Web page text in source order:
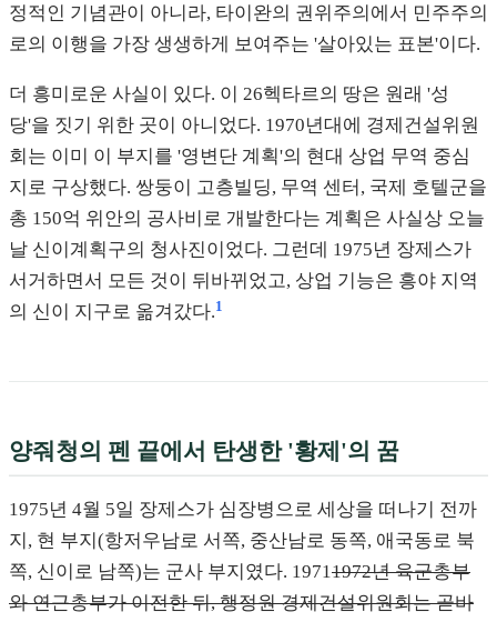
정적인 기념관이 아니라, 타이완의 권위주의에서 민주주의
로의 이행을 가장 생생하게 보여주는 '살아있는 표본'이다.
더 흥미로운 사실이 있다. 이 26헥타르의 땅은 원래 '성
당'을 짓기 위한 곳이 아니었다. 1970년대에 경제건설위원
회는 이미 이 부지를 '영변단 계획'의 현대 상업 무역 중심
지로 구상했다. 쌍둥이 고층빌딩, 무역 센터, 국제 호텔군을
총 150억 위안의 공사비로 개발한다는 계획은 사실상 오늘
날 신이계획구의 청사진이었다. 그런데 1975년 장제스가
서거하면서 모든 것이 뒤바뀌었고, 상업 기능은 흥야 지역
의 신이 지구로 옮겨갔다.1
양줘청의 펜 끝에서 탄생한 '황제'의 꿈
1975년 4월 5일 장제스가 심장병으로 세상을 떠나기 전까
지, 현 부지(항저우남로 서쪽, 중산남로 동쪽, 애국동로 북
쪽, 신이로 남쪽)는 군사 부지였다. 19711972년 육군총부
와 연근총부가 이전한 뒤, 행정원 경제건설위원회는 곧바